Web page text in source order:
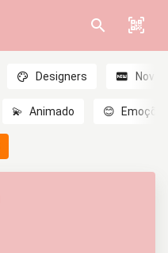
Designers Novo
💫 Animado 😊